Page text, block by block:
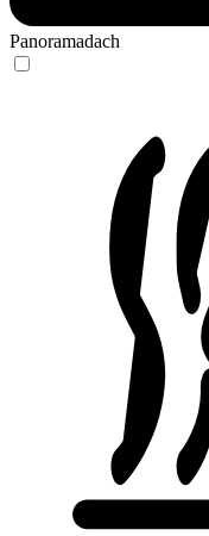
Panoramadach